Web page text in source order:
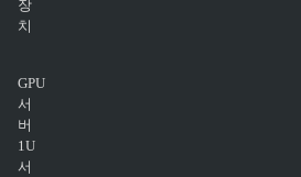
장
치
GPU
서
버
1U
서